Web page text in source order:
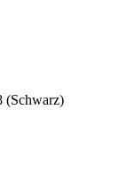
(Schwarz)